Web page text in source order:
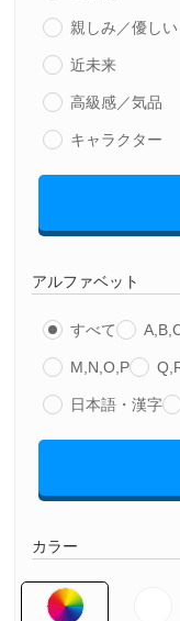
親しみ／優しい
近未来
高級感／気品
キャラクター
アルファベット
すべて
M,N,O,P
日本語・漢字
カラー